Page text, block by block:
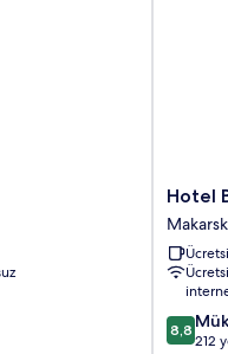
Hotel
Biokovo
Tarihi
Şehir
Merkezi
Hotel
10
8,8
212